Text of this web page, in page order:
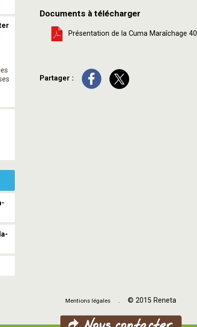
Documents à télécharger
Présentation de la Cuma Maraîchage 40
Partager :
Mentions légales . © 2015 Reneta